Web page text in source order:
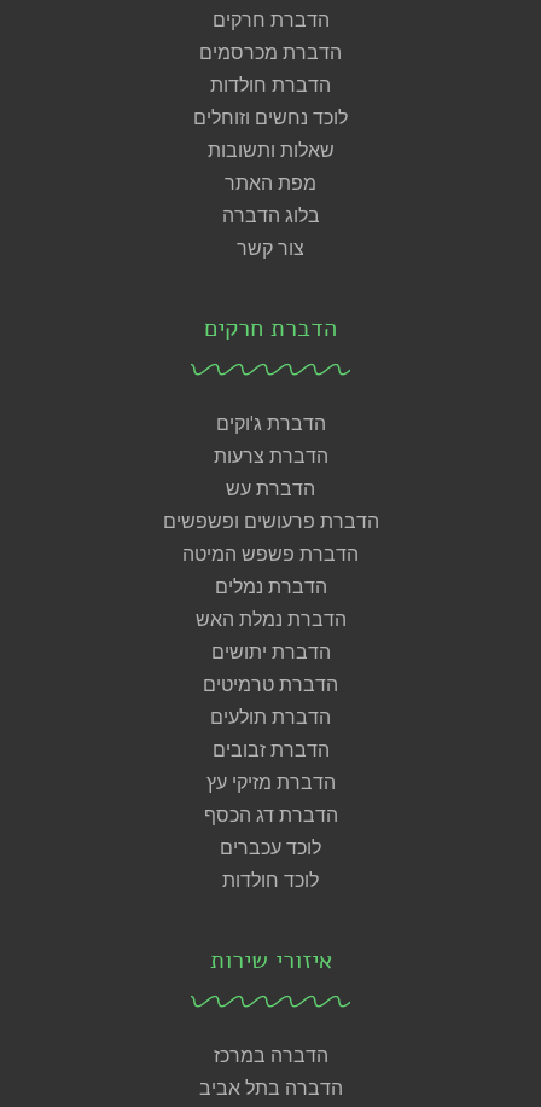
הדברת חרקים
הדברת מכרסמים
הדברת חולדות
לוכד נחשים וזוחלים
שאלות ותשובות
מפת האתר
בלוג הדברה
צור קשר
הדברת חרקים
הדברת ג'וקים
הדברת צרעות
הדברת עש
הדברת פרעושים ופשפשים
הדברת פשפש המיטה
הדברת נמלים
הדברת נמלת האש
הדברת יתושים
הדברת טרמיטים
הדברת תולעים
הדברת זבובים
הדברת מזיקי עץ
הדברת דג הכסף
לוכד עכברים
לוכד חולדות
איזורי שירות
הדברה במרכז
הדברה בתל אביב